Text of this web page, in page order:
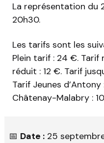
La représentation du
20h30.
Les tarifs sont les
Plein tarif : 24 €. Tarif
réduit : 12 €. Tarif
Tarif Jeunes
Châtenay-Malabry :
📅 Date : 25